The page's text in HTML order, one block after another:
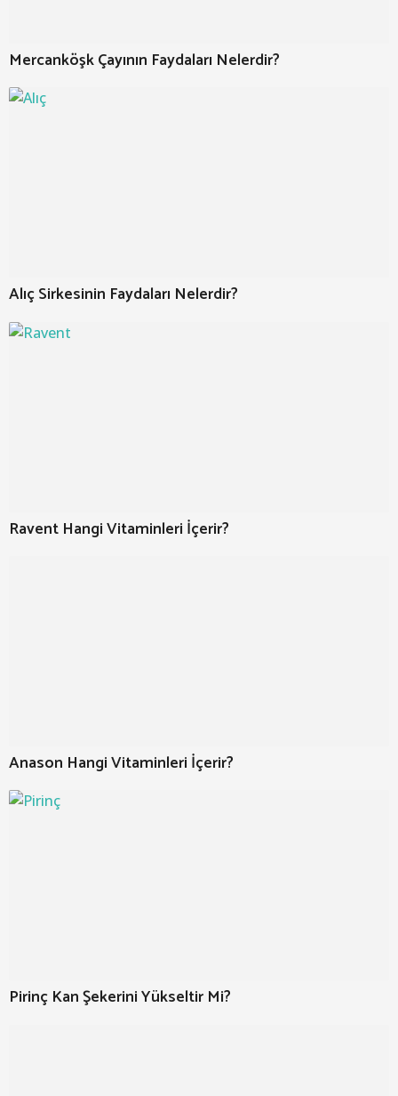
Mercanköşk Çayının Faydaları Nelerdir?
Alıç Sirkesinin Faydaları Nelerdir?
Ravent Hangi Vitaminleri İçerir?
Anason Hangi Vitaminleri İçerir?
Pirinç Kan Şekerini Yükseltir Mi?